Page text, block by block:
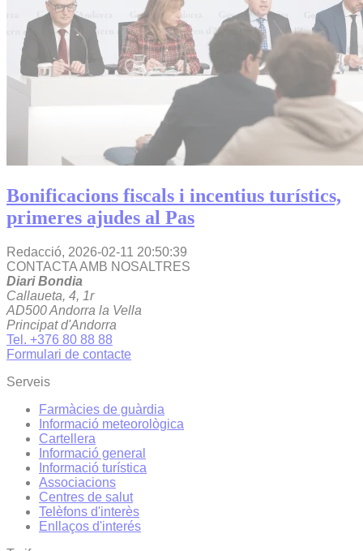
Bonificacions fiscals i incentius turístics,
primeres ajudes al Pas
Redacció, 2026-02-11 20:50:39
CONTACTA AMB NOSALTRES
Diari Bondia
Callaueta, 4, 1r
AD500 Andorra la Vella
Principat d'Andorra
Tel. +376 80 88 88
Formulari de contacte
Serveis
Farmàcies de guàrdia
Informació meteorològica
Cartellera
Informació general
Informació turística
Associacions
Centres de salut
Telèfons d'interès
Enllaços d'interés